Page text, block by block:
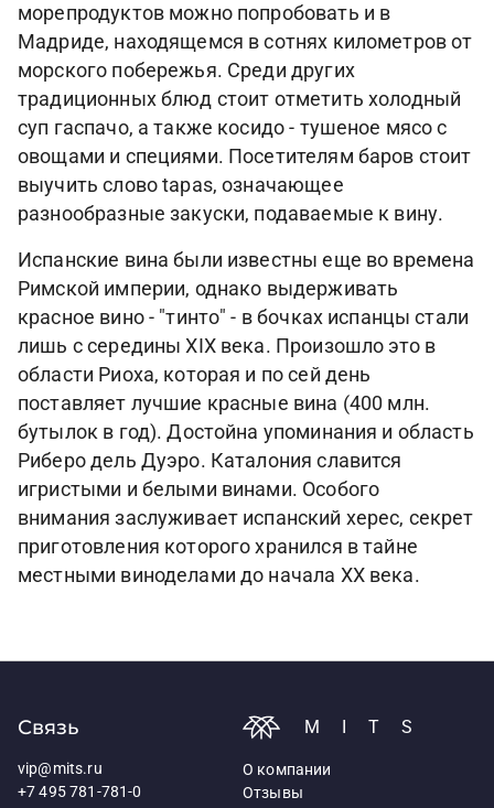
морепродуктов можно попробовать и в
Мадриде, находящемся в сотнях километров от
морского побережья. Среди других
традиционных блюд стоит отметить холодный
суп гаспачо, а также косидо - тушеное мясо с
овощами и специями. Посетителям баров стоит
выучить слово tapas, означающее
разнообразные закуски, подаваемые к вину.
Испанские вина были известны еще во времена
Римской империи, однако выдерживать
красное вино - "тинто" - в бочках испанцы стали
лишь с середины XIX века. Произошло это в
области Риоха, которая и по сей день
поставляет лучшие красные вина (400 млн.
бутылок в год). Достойна упоминания и область
Риберо дель Дуэро. Каталония славится
игристыми и белыми винами. Особого
внимания заслуживает испанский херес, секрет
приготовления которого хранился в тайне
местными виноделами до начала XX века.
Связь
vip@mits.ru
+7 495 781-781-0
MITS
О компании
Отзывы